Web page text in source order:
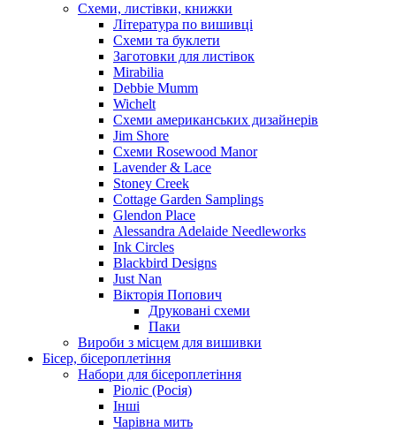
Схеми, листівки, книжки
Література по вишивці
Схеми та буклети
Заготовки для листівок
Mirabilia
Debbie Mumm
Wichelt
Схеми американських дизайнерів
Jim Shore
Cхеми Rosewood Manor
Lavender & Lace
Stoney Creek
Cottage Garden Samplings
Glendon Place
Alessandra Adelaide Needleworks
Ink Circles
Blackbird Designs
Just Nan
Вікторія Попович
Друковані схеми
Паки
Вироби з місцем для вишивки
Бісер, бісероплетіння
Набори для бісероплетіння
Ріоліс (Росія)
Інші
Чарівна мить